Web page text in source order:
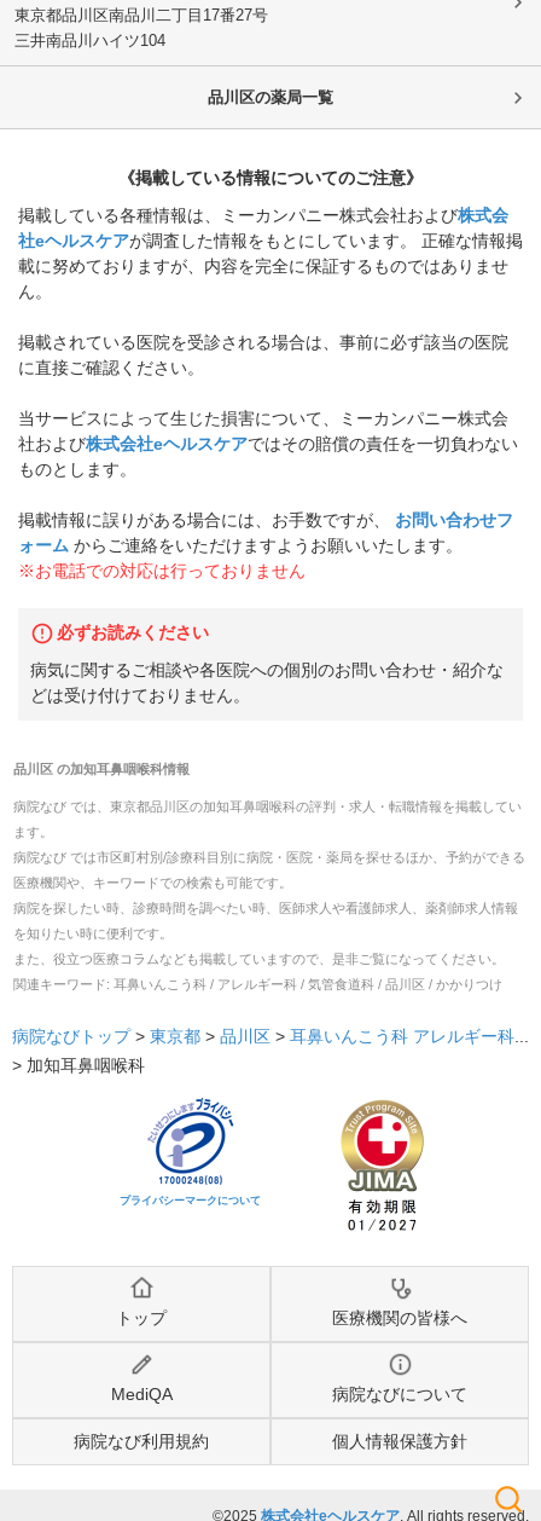
東京都品川区南品川二丁目17番27号
三井南品川ハイツ104
品川区の薬局一覧
《掲載している情報についてのご注意》
掲載している各種情報は、ミーカンパニー株式会社および株式会
社eヘルスケアが調査した情報をもとにしています。 正確な情報掲
載に努めておりますが、内容を完全に保証するものではありませ
ん。
掲載されている医院を受診される場合は、事前に必ず該当の医院
に直接ご確認ください。
当サービスによって生じた損害について、ミーカンパニー株式会
社および株式会社eヘルスケアではその賠償の責任を一切負わない
ものとします。
掲載情報に誤りがある場合には、お手数ですが、
お問い合わせフ
ォーム からご連絡をいただけますようお願いいたします。
※お電話での対応は行っておりません
必ずお読みください
病気に関するご相談や各医院への個別のお問い合わせ・紹介な
どは受け付けておりません。
品川区の加知耳鼻咽喉科情報
病院なび では、 東京都品川区の加知耳鼻咽喉科の評判・求人・転職情報を掲載してい
ます。
病院なび では市区町村別/診療科目別に病院・医院・薬局を探せるほか、予約ができる
医療機関や、キーワードでの検索も可能です。
病院を探したい時、診療時間を調べたい時、医師求人や看護師求人、薬剤師求人情報
を知りたい時に便利です。
また、役立つ医療コラムなども掲載していますので、是非ご覧になってください。
関連キーワード: 耳鼻いんこう科 / アレルギー科 / 気管食道科 / 品川区 / かかりつけ
病院なびトップ > 東京都 > 品川区 > 耳鼻いんこう科 アレルギー科...
> 加知耳鼻咽喉科
プライバシーマークについて
トップ 医療機関の皆様へ
MediQA 病院なびについて
病院なび利用規約 個人情報保護方針
©2025 株式会社eヘルスケア, All rights reserved.